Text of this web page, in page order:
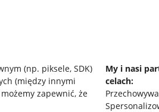
(np. piksele, SDK)
(między innymi
możemy zapewnić, że
My i nasi
celach: